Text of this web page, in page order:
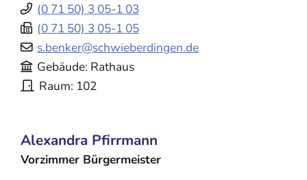
(0 71 50) 3 05-1 03
(0 71 50) 3 05-1 05
s.benker@schwieberdingen.de
Gebäude Rathaus
Raum 102
Alexandra Pfirrmann
Vorzimmer Bürgermeister